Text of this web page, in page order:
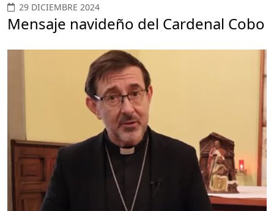
29 DICIEMBRE 2024
Mensaje navideño del Cardenal Cobo